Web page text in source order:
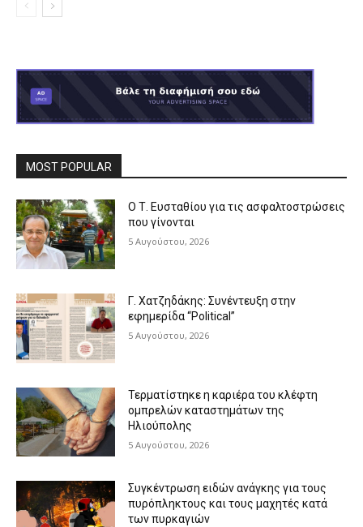
MOST POPULAR
Ο Τ. Ευσταθίου για τις ασφαλτοστρώσεις
που γίνονται
5 Αυγούστου, 2026
Γ. Χατζηδάκης: Συνέντευξη στην
εφημερίδα “Political”
5 Αυγούστου, 2026
Τερματίστηκε η καριέρα του κλέφτη
ομπρελών καταστημάτων της
Ηλιούπολης
5 Αυγούστου, 2026
Συγκέντρωση ειδών ανάγκης για τους
πυρόπληκτους και τους μαχητές κατά
των πυρκαγιών